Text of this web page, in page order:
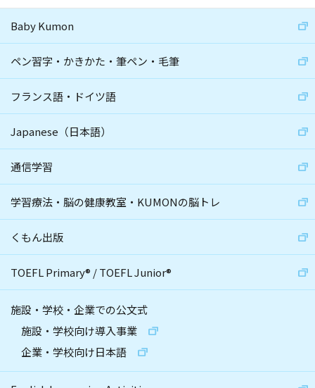
Baby Kumon
ペン習字・かきかた・筆ペン・毛筆
フランス語・ドイツ語
Japanese（日本語）
通信学習
学習療法・脳の健康教室・KUMONの脳トレ
くもん出版
TOEFL Primary® /TOEFL Junior®
施設・学校・企業での公文式
施設・学校向け導入事業
企業・学校向け日本語